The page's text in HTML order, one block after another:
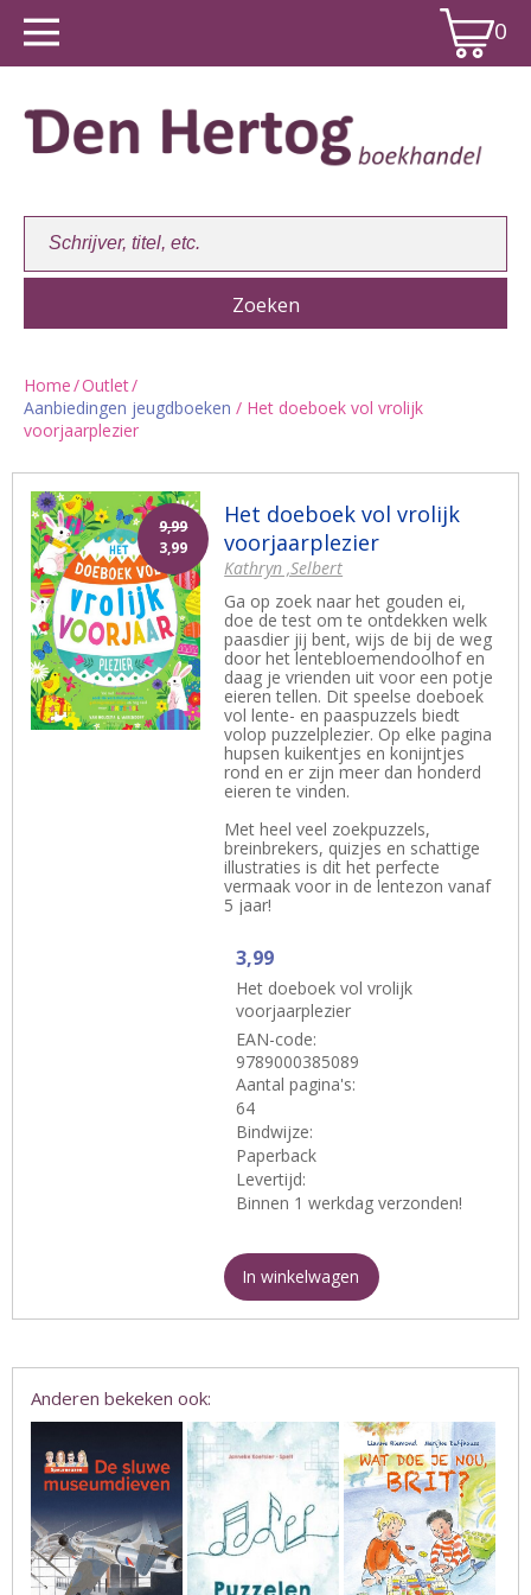
0
Winkelwagen:
Home/Outlet/
Aanbiedingen jeugdboeken / Het doeboek vol vrolijk
voorjaarplezier
9,99
3,99
Het doeboek vol vrolijk
voorjaarplezier
Kathryn ,Selbert
Ga op zoek naar het gouden ei,
doe de test om te ontdekken welk
paasdier jij bent, wijs de bij de weg
door het lentebloemendoolhof en
daag je vrienden uit voor een potje
eieren tellen. Dit speelse doeboek
vol lente- en paaspuzzels biedt
volop puzzelplezier. Op elke pagina
hupsen kuikentjes en konijntjes
rond en er zijn meer dan honderd
eieren te vinden.
Met heel veel zoekpuzzels,
breinbrekers, quizjes en schattige
illustraties is dit het perfecte
vermaak voor in de lentezon vanaf
5 jaar!
3,99
Het doeboek vol vrolijk
voorjaarplezier
EAN-code:
9789000385089
Aantal pagina's:
64
Bindwijze:
Paperback
Levertijd:
Binnen 1 werkdag verzonden!
In winkelwagen
Anderen bekeken ook: